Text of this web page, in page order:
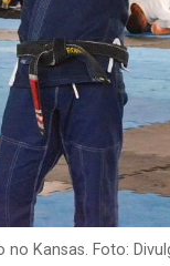
Kansas. Foto: